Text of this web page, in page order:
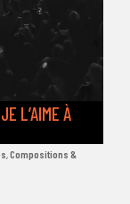
L’AIME À
Compositions &